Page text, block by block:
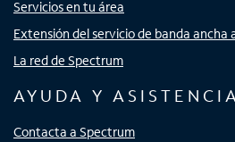
Servicios en tu área
Extensión del servicio de banda ancha
La red de Spectrum
AYUDA Y
Contacta a Spectrum